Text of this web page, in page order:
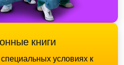
книги
условиях к